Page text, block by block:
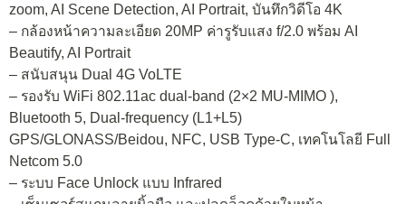
zoom, AI Scene Detection, AI Portrait, บันทึกวิดีโอ 4K
– กล้องหน้าความละเอียด 20MP ค่ารูรับแสง f/2.0 พร้อม AI
Beautify, AI Portrait
– สนับสนุน Dual 4G VoLTE
– รองรับ WiFi 802.11ac dual-band (2×2 MU-MIMO ),
Bluetooth 5, Dual-frequency (L1+L5)
GPS/GLONASS/Beidou, NFC, USB Type-C, เทคโนโลยี Full
Netcom 5.0
– ระบบ Face Unlock แบบ Infrared